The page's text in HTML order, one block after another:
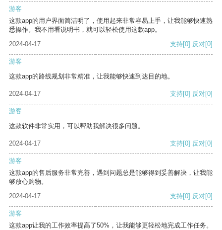
游客
这款app的用户界面简洁明了，使用起来非常容易上手，让我能够快速熟
悉操作。我不用看说明书，就可以轻松使用这款app。
2024-04-17
支持[0] 反对[0]
游客
这款app的路线规划非常精准，让我能够快速到达目的地。
2024-04-17 支持[0] 反对[0]
游客
这款软件非常实用，可以帮助我解决很多问题。
2024-04-17 支持[0] 反对[0]
游客
这款app的售后服务非常完善，遇到问题总是能够得到妥善解决，让我能
够放心购物。
2024-04-17
支持[0] 反对[0]
游客
这款app让我的工作效率提高了50%，让我能够更轻松地完成工作任务。